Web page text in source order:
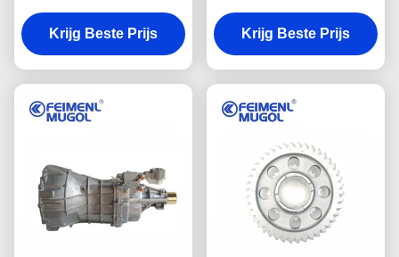
Servo stuurband
Vervangers 898110220
Krijg Beste Prijs
versnellingsbak voor
Isuzu NKR Truck Parts
TFR54 Transmission
Krijg Beste Prijs